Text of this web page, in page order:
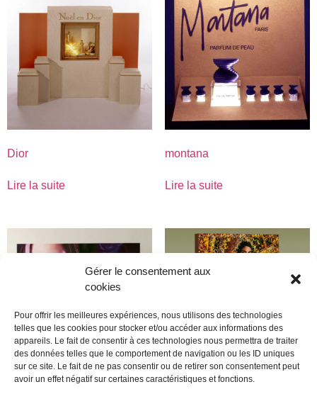
Gérer le consentement aux
cookies
Pour offrir les meilleures expériences, nous utilisons des technologies
telles que les cookies pour stocker et/ou accéder aux informations des
appareils. Le fait de consentir à ces technologies nous permettra de traiter
des données telles que le comportement de navigation ou les ID uniques
sur ce site. Le fait de ne pas consentir ou de retirer son consentement peut
avoir un effet négatif sur certaines caractéristiques et fonctions.
Dior
Lire la suite
montana
Lire la suite